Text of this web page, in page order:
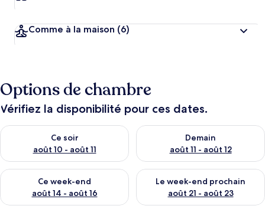
Comme à la maison (6)
Options de chambre
Vérifiez la disponibilité pour ces dates.
Ce soir
août 10 - août 11
Vérifier la disponibilité pour ce soir août 10 - août 11
Demain
août 11 - août 12
Vérifier la disponibilité pour
Ce week-end
août 14 - août 16
Vérifier la disponibilité pour ce week-end août 14 - août 16
Le week-end prochain
août 21 - août 23
Vérifier la disponibilité pour